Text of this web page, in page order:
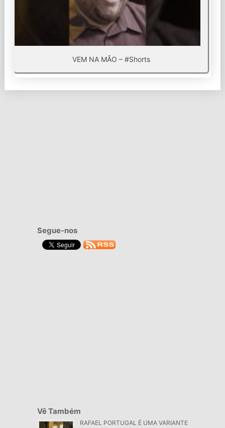
VEM NA MÃO – #Shorts
Segue-nos
Vê Também
RAFAEL PORTUGAL É UMA VARIANTE